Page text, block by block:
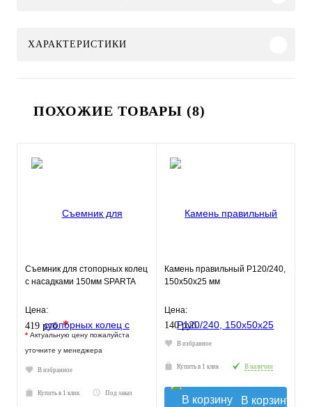
ХАРАКТЕРИСТИКИ
ПОХОЖИЕ ТОВАРЫ (8)
Cъемник для стопорных колец
с насадками 150мм SPARTA
Цена:
419 руб.*
* Актуальную цену пожалуйста
уточните у менеджера
В избранное
Купить в 1 клик Под заказ
Камень правильный P120/240,
150х50х25 мм
Цена:
140 руб.
В избранное
Купить в 1 клик В наличии
В корзину